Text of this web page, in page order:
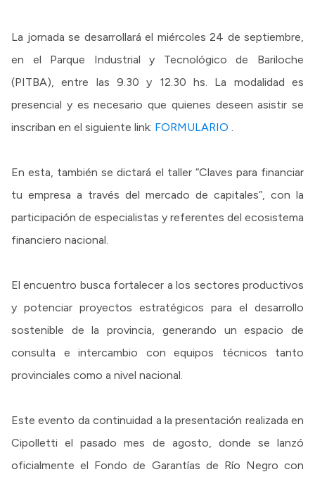
La jornada se desarrollará el miércoles 24 de septiembre,
en el Parque Industrial y Tecnológico de Bariloche
(PITBA), entre las 9.30 y 12.30 hs. La modalidad es
presencial y es necesario que quienes deseen asistir se
inscriban en el siguiente link: FORMULARIO .
En esta, también se dictará el taller “Claves para financiar
tu empresa a través del mercado de capitales”, con la
participación de especialistas y referentes del ecosistema
financiero nacional.
El encuentro busca fortalecer a los sectores productivos
y potenciar proyectos estratégicos para el desarrollo
sostenible de la provincia, generando un espacio de
consulta e intercambio con equipos técnicos tanto
provinciales como a nivel nacional.
Este evento da continuidad a la presentación realizada en
Cipolletti el pasado mes de agosto, donde se lanzó
oficialmente el Fondo de Garantías de Río Negro con